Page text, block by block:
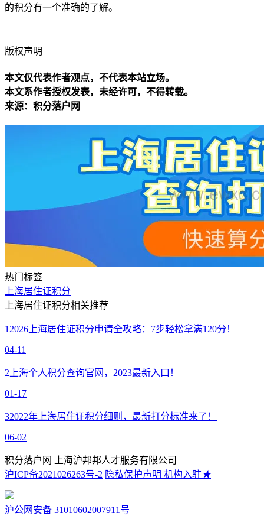
的积分有一个准确的了解。
版权声明
本文仅代表作者观点，不代表本站立场。
本文系作者授权发表，未经许可，不得转载。
来源：积分落户网
热门标签
上海居住证积分
上海居住证积分相关推荐
12026上海居住证积分申请全攻略：7步轻松拿满120分！
04-11
2上海个人积分查询官网，2023最新入口！
01-17
32022年上海居住证积分细则，最新打分标准来了！
06-02
积分落户网 上海沪邦邦人才服务有限公司
沪ICP备2021026263号-2 隐私保护声明 机构入驻★
沪公网安备 31010602007911号